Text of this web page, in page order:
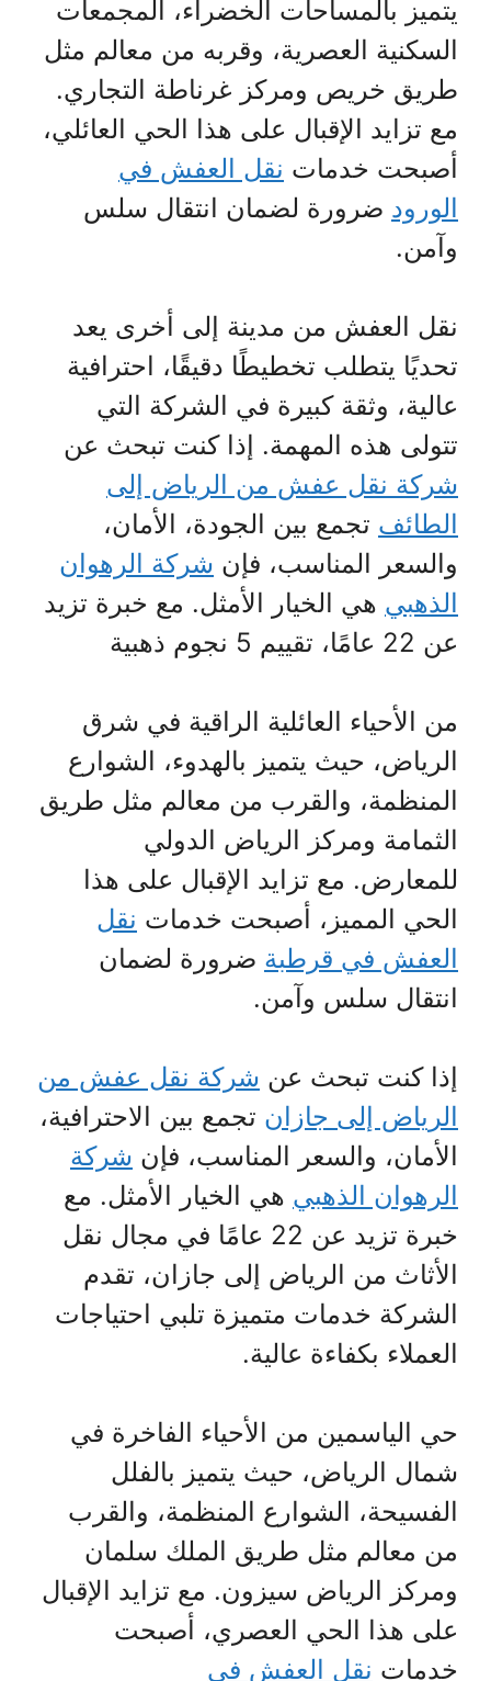
يتميز بالمساحات الخضراء، المجمعات
السكنية العصرية، وقربه من معالم مثل
طريق خريص ومركز غرناطة التجاري.
مع تزايد الإقبال على هذا الحي العائلي،
أصبحت خدمات نقل العفش في
الورود ضرورة لضمان انتقال سلس
وآمن.
نقل العفش من مدينة إلى أخرى يعد
تحديًا يتطلب تخطيطًا دقيقًا، احترافية
عالية، وثقة كبيرة في الشركة التي
تتولى هذه المهمة. إذا كنت تبحث عن
شركة نقل عفش من الرياض إلى
الطائف تجمع بين الجودة، الأمان،
والسعر المناسب، فإن شركة الرهوان
الذهبي هي الخيار الأمثل. مع خبرة تزيد
عن 22 عامًا، تقييم 5 نجوم ذهبية
من الأحياء العائلية الراقية في شرق
الرياض، حيث يتميز بالهدوء، الشوارع
المنظمة، والقرب من معالم مثل طريق
الثمامة ومركز الرياض الدولي
للمعارض. مع تزايد الإقبال على هذا
الحي المميز، أصبحت خدمات نقل
العفش في قرطبة ضرورة لضمان
انتقال سلس وآمن.
إذا كنت تبحث عن شركة نقل عفش من
الرياض إلى جازان تجمع بين الاحترافية،
الأمان، والسعر المناسب، فإن شركة
الرهوان الذهبي هي الخيار الأمثل. مع
خبرة تزيد عن 22 عامًا في مجال نقل
الأثاث من الرياض إلى جازان، تقدم
الشركة خدمات متميزة تلبي احتياجات
العملاء بكفاءة عالية.
حي الياسمين من الأحياء الفاخرة في
شمال الرياض، حيث يتميز بالفلل
الفسيحة، الشوارع المنظمة، والقرب
من معالم مثل طريق الملك سلمان
ومركز الرياض سيزون. مع تزايد الإقبال
على هذا الحي العصري، أصبحت
خدمات نقل العفش في